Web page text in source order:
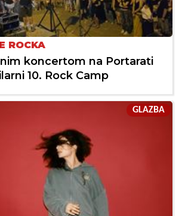
ROCKA
koncertom na Portarati
10. Rock Camp
GLAZBA